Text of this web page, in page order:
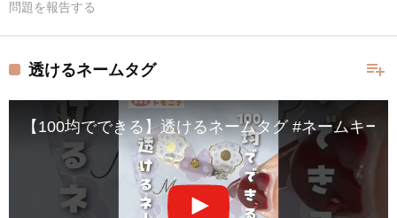
問題を報告する
playlist_add
透けるネームタグ
【100均でできる】透けるネームタグ #ネームキ